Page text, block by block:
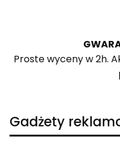
Proste wyceny w 2h.
Gadżety